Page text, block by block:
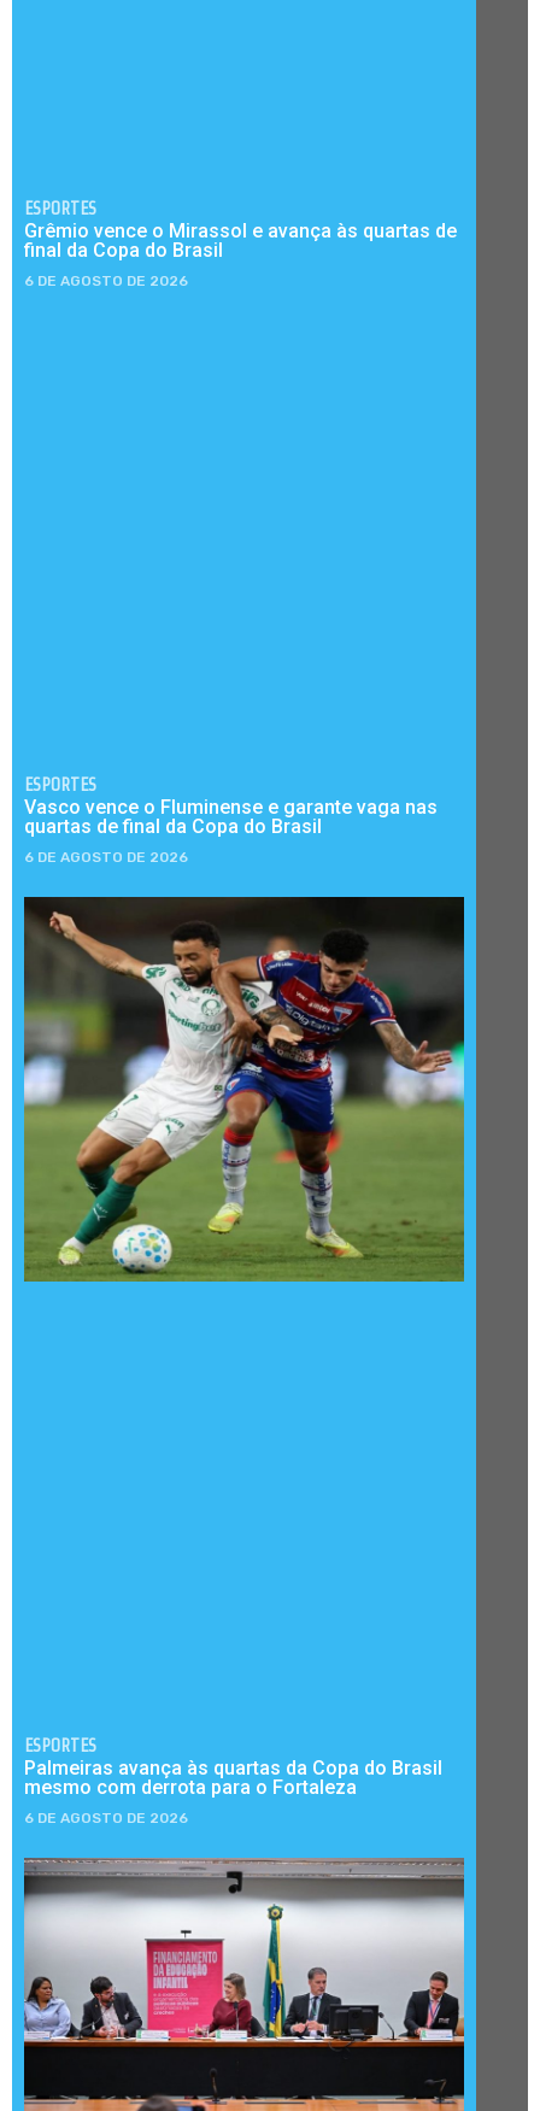
ESPORTES
Grêmio vence o Mirassol e avança às quartas de
final da Copa do Brasil
6 DE AGOSTO DE 2026
ESPORTES
Vasco vence o Fluminense e garante vaga nas
quartas de final da Copa do Brasil
6 DE AGOSTO DE 2026
ESPORTES
Palmeiras avança às quartas da Copa do Brasil
mesmo com derrota para o Fortaleza
6 DE AGOSTO DE 2026